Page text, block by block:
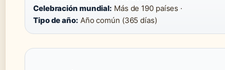
Celebración mundial: Más de 190 países ·
Tipo de año: Año común (365 días)